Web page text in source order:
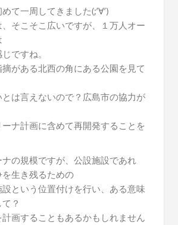
て一周してきました(;’∀’)
そこそこ広いですが、１万人オー
ですね。
がある北西の角にある公園を見て
は言えないので？広島市の協力が
ナ計画に含めて再開発することを
の規模ですが、公設施設であれ
生き残るための
という位置付けを行い、ある意味
？
画することもあるかもしれません